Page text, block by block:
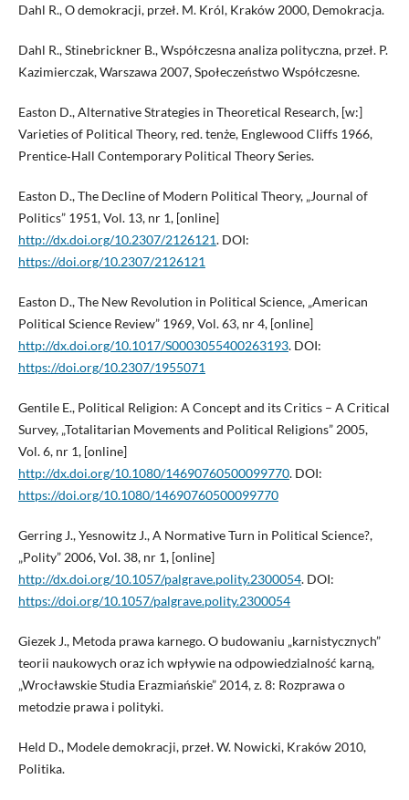
Dahl R., O demokracji, przeł. M. Król, Kraków 2000, Demokracja.
Dahl R., Stinebrickner B., Współczesna analiza polityczna, przeł. P.
Kazimierczak, Warszawa 2007, Społeczeństwo Współczesne.
Easton D., Alternative Strategies in Theoretical Research, [w:]
Varieties of Political Theory, red. tenże, Englewood Cliffs 1966,
Prentice‑Hall Contemporary Political Theory Series.
Easton D., The Decline of Modern Political Theory, „Journal of
Politics” 1951, Vol. 13, nr 1, [online]
http://dx.doi.org/10.2307/2126121. DOI:
https://doi.org/10.2307/2126121
Easton D., The New Revolution in Political Science, „American
Political Science Review” 1969, Vol. 63, nr 4, [online]
http://dx.doi.org/10.1017/S0003055400263193. DOI:
https://doi.org/10.2307/1955071
Gentile E., Political Religion: A Concept and its Critics – A Critical
Survey, „Totalitarian Movements and Political Religions” 2005,
Vol. 6, nr 1, [online]
http://dx.doi.org/10.1080/14690760500099770. DOI:
https://doi.org/10.1080/14690760500099770
Gerring J., Yesnowitz J., A Normative Turn in Political Science?,
„Polity” 2006, Vol. 38, nr 1, [online]
http://dx.doi.org/10.1057/palgrave.polity.2300054. DOI:
https://doi.org/10.1057/palgrave.polity.2300054
Giezek J., Metoda prawa karnego. O budowaniu „karnistycznych”
teorii naukowych oraz ich wpływie na odpowiedzialność karną,
„Wrocławskie Studia Erazmiańskie” 2014, z. 8: Rozprawa o
metodzie prawa i polityki.
Held D., Modele demokracji, przeł. W. Nowicki, Kraków 2010,
Politika.